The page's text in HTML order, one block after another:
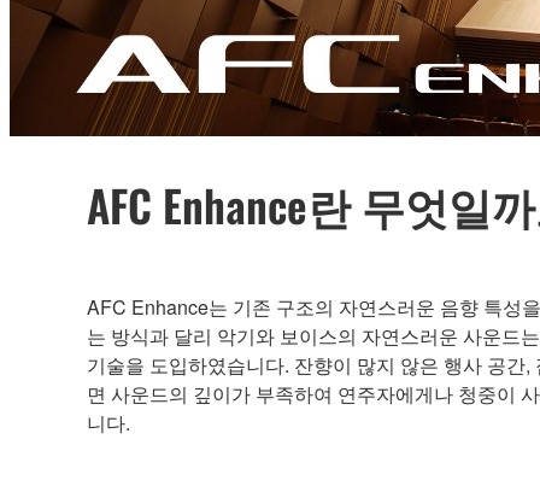
AFC Enhance란 무엇일
AFC Enhance는 기존 구조의 자연스러운 음향 특성
는 방식과 달리 악기와 보이스의 자연스러운 사운드
기술을 도입하였습니다. 잔향이 많지 않은 행사 공
면 사운드의 깊이가 부족하여 연주자에게나 청중이
니다.